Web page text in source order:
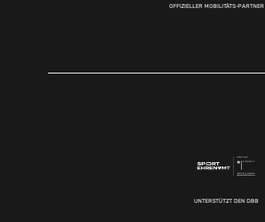
OFFIZIELLER MOBILITÄTS-PARTNER
UNTERSTÜTZT DEN DBB